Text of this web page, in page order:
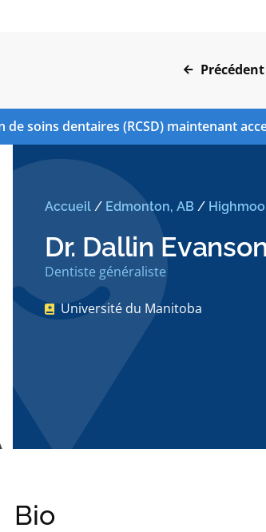
Précédent
de soins dentaires (RCSD) maintenant
Accueil/ Edmonton, AB /
Dr. Dallin
Dentiste généraliste
Université du Manitoba
Bio